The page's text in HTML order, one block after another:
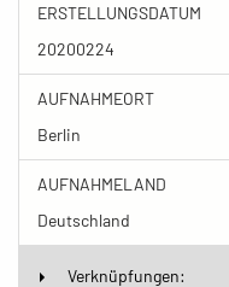
ERSTELLUNGSDATUM
20200224
AUFNAHMEORT
Berlin
AUFNAHMELAND
Deutschland
Verknüpfungen: